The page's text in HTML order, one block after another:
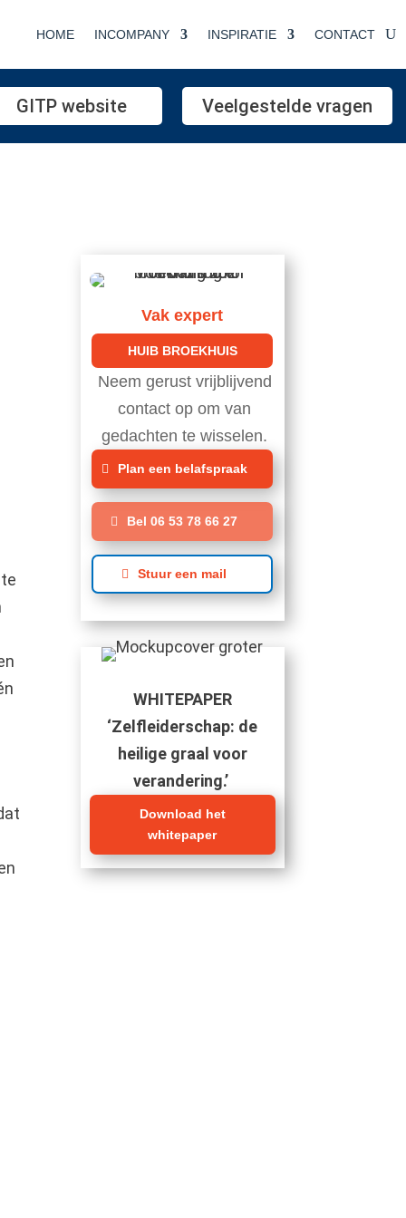
HOME INCOMPANY INSPIRATIE CONTACT
GITP website Veelgestelde vragen
Vak expert
HUIB BROEKHUIS
Neem gerust vrijblijvend
contact op om van
gedachten te wisselen.
Plan een belafspraak
Bel 06 53 78 66 27
Stuur een mail
WHITEPAPER
‘Zelfleiderschap: de
heilige graal voor
verandering.’
Download het
whitepaper